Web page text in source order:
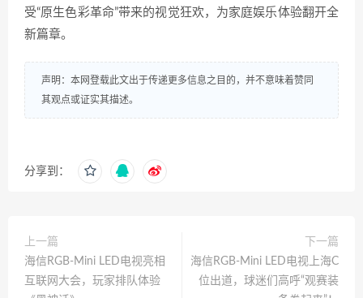
受“原生色彩革命”带来的视觉狂欢，为家庭娱乐体验翻开全
新篇章。
声明：本网登载此文出于传递更多信息之目的，并不意味着赞同
其观点或证实其描述。
分享到：
上一篇
海信RGB-Mini LED电视亮相
互联网大会，玩家排队体验
下一篇
海信RGB-Mini LED电视上海C
位出道，球迷们高呼“观赛装